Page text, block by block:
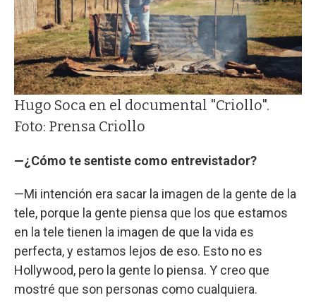
Hugo Soca en el documental "Criollo".
Foto: Prensa Criollo
—¿Cómo te sentiste como entrevistador?
—Mi intención era sacar la imagen de la gente de la
tele, porque la gente piensa que los que estamos
en la tele tienen la imagen de que la vida es
perfecta, y estamos lejos de eso. Esto no es
Hollywood, pero la gente lo piensa. Y creo que
mostré que son personas como cualquiera.